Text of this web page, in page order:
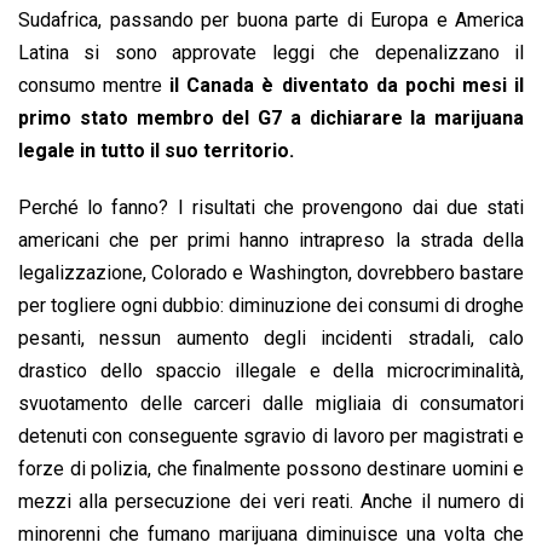
Sudafrica, passando per buona parte di Europa e America
Latina si sono approvate leggi che depenalizzano il
consumo mentre il Canada è diventato da pochi mesi il
primo stato membro del G7 a dichiarare la marijuana
legale in tutto il suo territorio.
Perché lo fanno? I risultati che provengono dai due stati
americani che per primi hanno intrapreso la strada della
legalizzazione, Colorado e Washington, dovrebbero bastare
per togliere ogni dubbio: diminuzione dei consumi di droghe
pesanti, nessun aumento degli incidenti stradali, calo
drastico dello spaccio illegale e della microcriminalità,
svuotamento delle carceri dalle migliaia di consumatori
detenuti con conseguente sgravio di lavoro per magistrati e
forze di polizia, che finalmente possono destinare uomini e
mezzi alla persecuzione dei veri reati. Anche il numero di
minorenni che fumano marijuana diminuisce una volta che